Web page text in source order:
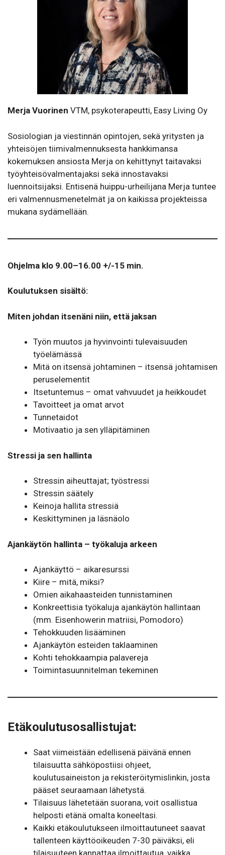
Merja Vuorinen VTM, psykoterapeutti, Easy Living Oy
Sosiologian ja viestinnän opintojen, sekä yritysten ja
yhteisöjen tiimivalmennuksesta hankkimansa
kokemuksen ansiosta Merja on kehittynyt taitavaksi
työyhteisövalmentajaksi sekä innostavaksi
luennoitsijaksi. Entisenä huippu-urheilijana Merja tuntee
eri valmennusmenetelmät ja on kaikissa projekteissa
mukana sydämellään.
Ohjelma klo 9.00–16.00 +/-15 min.
Koulutuksen sisältö:
Miten johdan itsenäni niin, että jaksan
Työn muutos ja hyvinvointi tulevaisuuden
työelämässä
Mitä on itsensä johtaminen – itsensä johtamisen
peruselementit
Itsetuntemus – omat vahvuudet ja heikkoudet
Tavoitteet ja omat arvot
Tunnetaidot
Motivaatio ja sen ylläpitäminen
Stressi ja sen hallinta
Stressin aiheuttajat; työstressi
Stressin säätely
Keinoja hallita stressiä
Keskittyminen ja läsnäolo
Ajankäytön hallinta – työkaluja arkeen
Ajankäyttö – aikaresurssi
Kiire – mitä, miksi?
Omien aikahaasteiden tunnistaminen
Konkreettisia työkaluja ajankäytön hallintaan
(mm. Eisenhowerin matriisi, Pomodoro)
Tehokkuuden lisääminen
Ajankäytön esteiden taklaaminen
Kohti tehokkaampia palavereja
Toimintasuunnitelman tekeminen
Etäkoulutusosallistujat:
Saat viimeistään edellisenä päivänä ennen
tilaisuutta sähköpostiisi ohjeet,
koulutusaineiston ja rekisteröitymislinkin, josta
pääset seuraamaan lähetystä.
Tilaisuus lähetetään suorana, voit osallistua
helposti etänä omalta koneeltasi.
Kaikki etäkoulutukseen ilmoittautuneet saavat
tallenteen käyttöoikeuden 7-30 päiväksi, eli